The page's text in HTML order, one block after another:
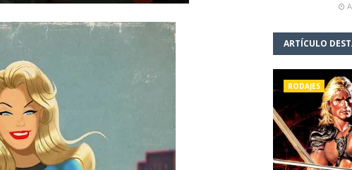
ARTÍCULO
RODAJES